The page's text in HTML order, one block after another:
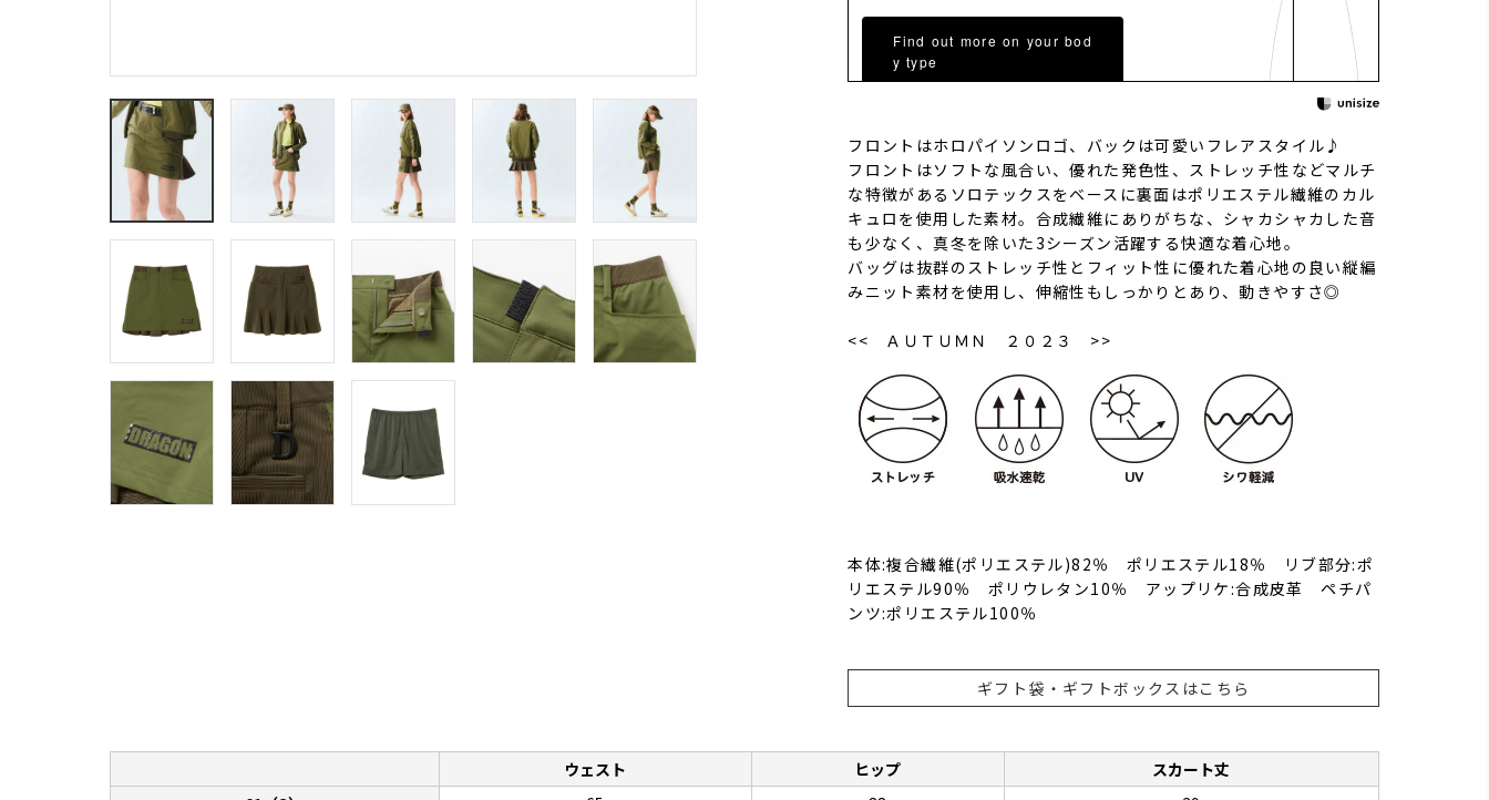
Find out more on your bod
y type
フロントはホロパイソンロゴ、バックは可愛いフレアスタイル♪
フロントはソフトな風合い、優れた発色性、ストレッチ性などマルチ
な特徴があるソロテックスをベースに裏面はポリエステル繊維のカル
キュロを使用した素材。合成繊維にありがちな、シャカシャカした音
も少なく、真冬を除いた3シーズン活躍する快適な着心地。
バッグは抜群のストレッチ性とフィット性に優れた着心地の良い縦編
みニット素材を使用し、伸縮性もしっかりとあり、動きやすさ◎
<< ＡＵＴＵＭＮ ２０２３ >>
本体:複合繊維(ポリエステル)82％ ポリエステル18％ リブ部分:ポ
リエステル90％ ポリウレタン10％ アップリケ:合成皮革 ペチパ
ンツ:ポリエステル100％
ギフト袋・ギフトボックスはこちら
ウェスト ヒップ
スカート丈